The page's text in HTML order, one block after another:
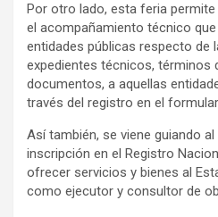
Por otro lado, esta feria
el acompañamiento técnico que
entidades públicas respecto de
expedientes técnicos, términos
documentos, a aquellas
través del registro en el
Así también, se viene guiando
inscripción en el Registro
ofrecer servicios y bienes al
como ejecutor y consultor de